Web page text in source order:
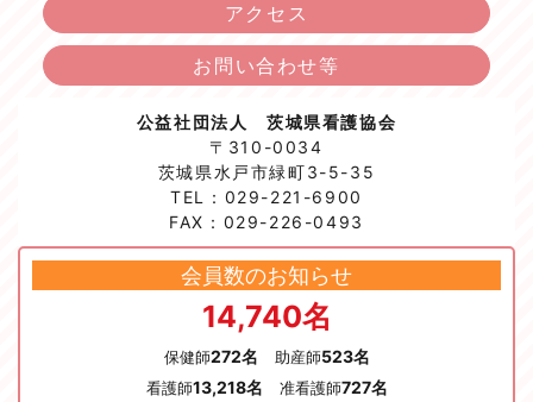
アクセス
お問い合わせ等
公益社団法人 茨城県看護協会
〒310-0034
茨城県水戸市緑町3-5-35
TEL：029-221-6900
FAX：029-226-0493
会員数のお知らせ
14,740名
保健師272名 助産師523名
看護師13,218名 准看護師727名